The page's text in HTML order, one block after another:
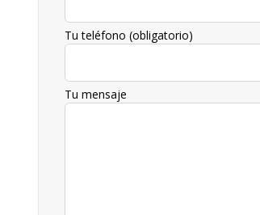
Tu teléfono (obligatorio)
Tu mensaje